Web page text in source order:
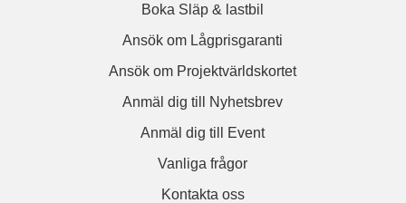
Boka Släp & lastbil
Ansök om Lågprisgaranti
Ansök om Projektvärldskortet
Anmäl dig till Nyhetsbrev
Anmäl dig till Event
Vanliga frågor
Kontakta oss